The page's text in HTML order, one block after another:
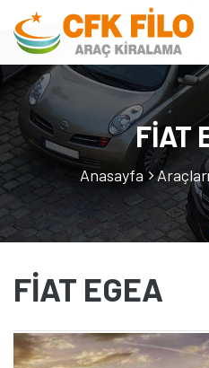
FİAT
Anasayfa
FİAT EGEA